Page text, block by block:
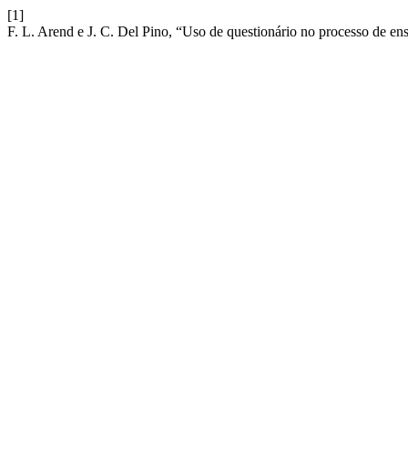
[1]
F. L. Arend e J. C. Del Pino, “Uso de questionário no processo de